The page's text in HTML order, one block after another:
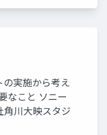
実施から考え
なこと ソニー
角川大映スタジ